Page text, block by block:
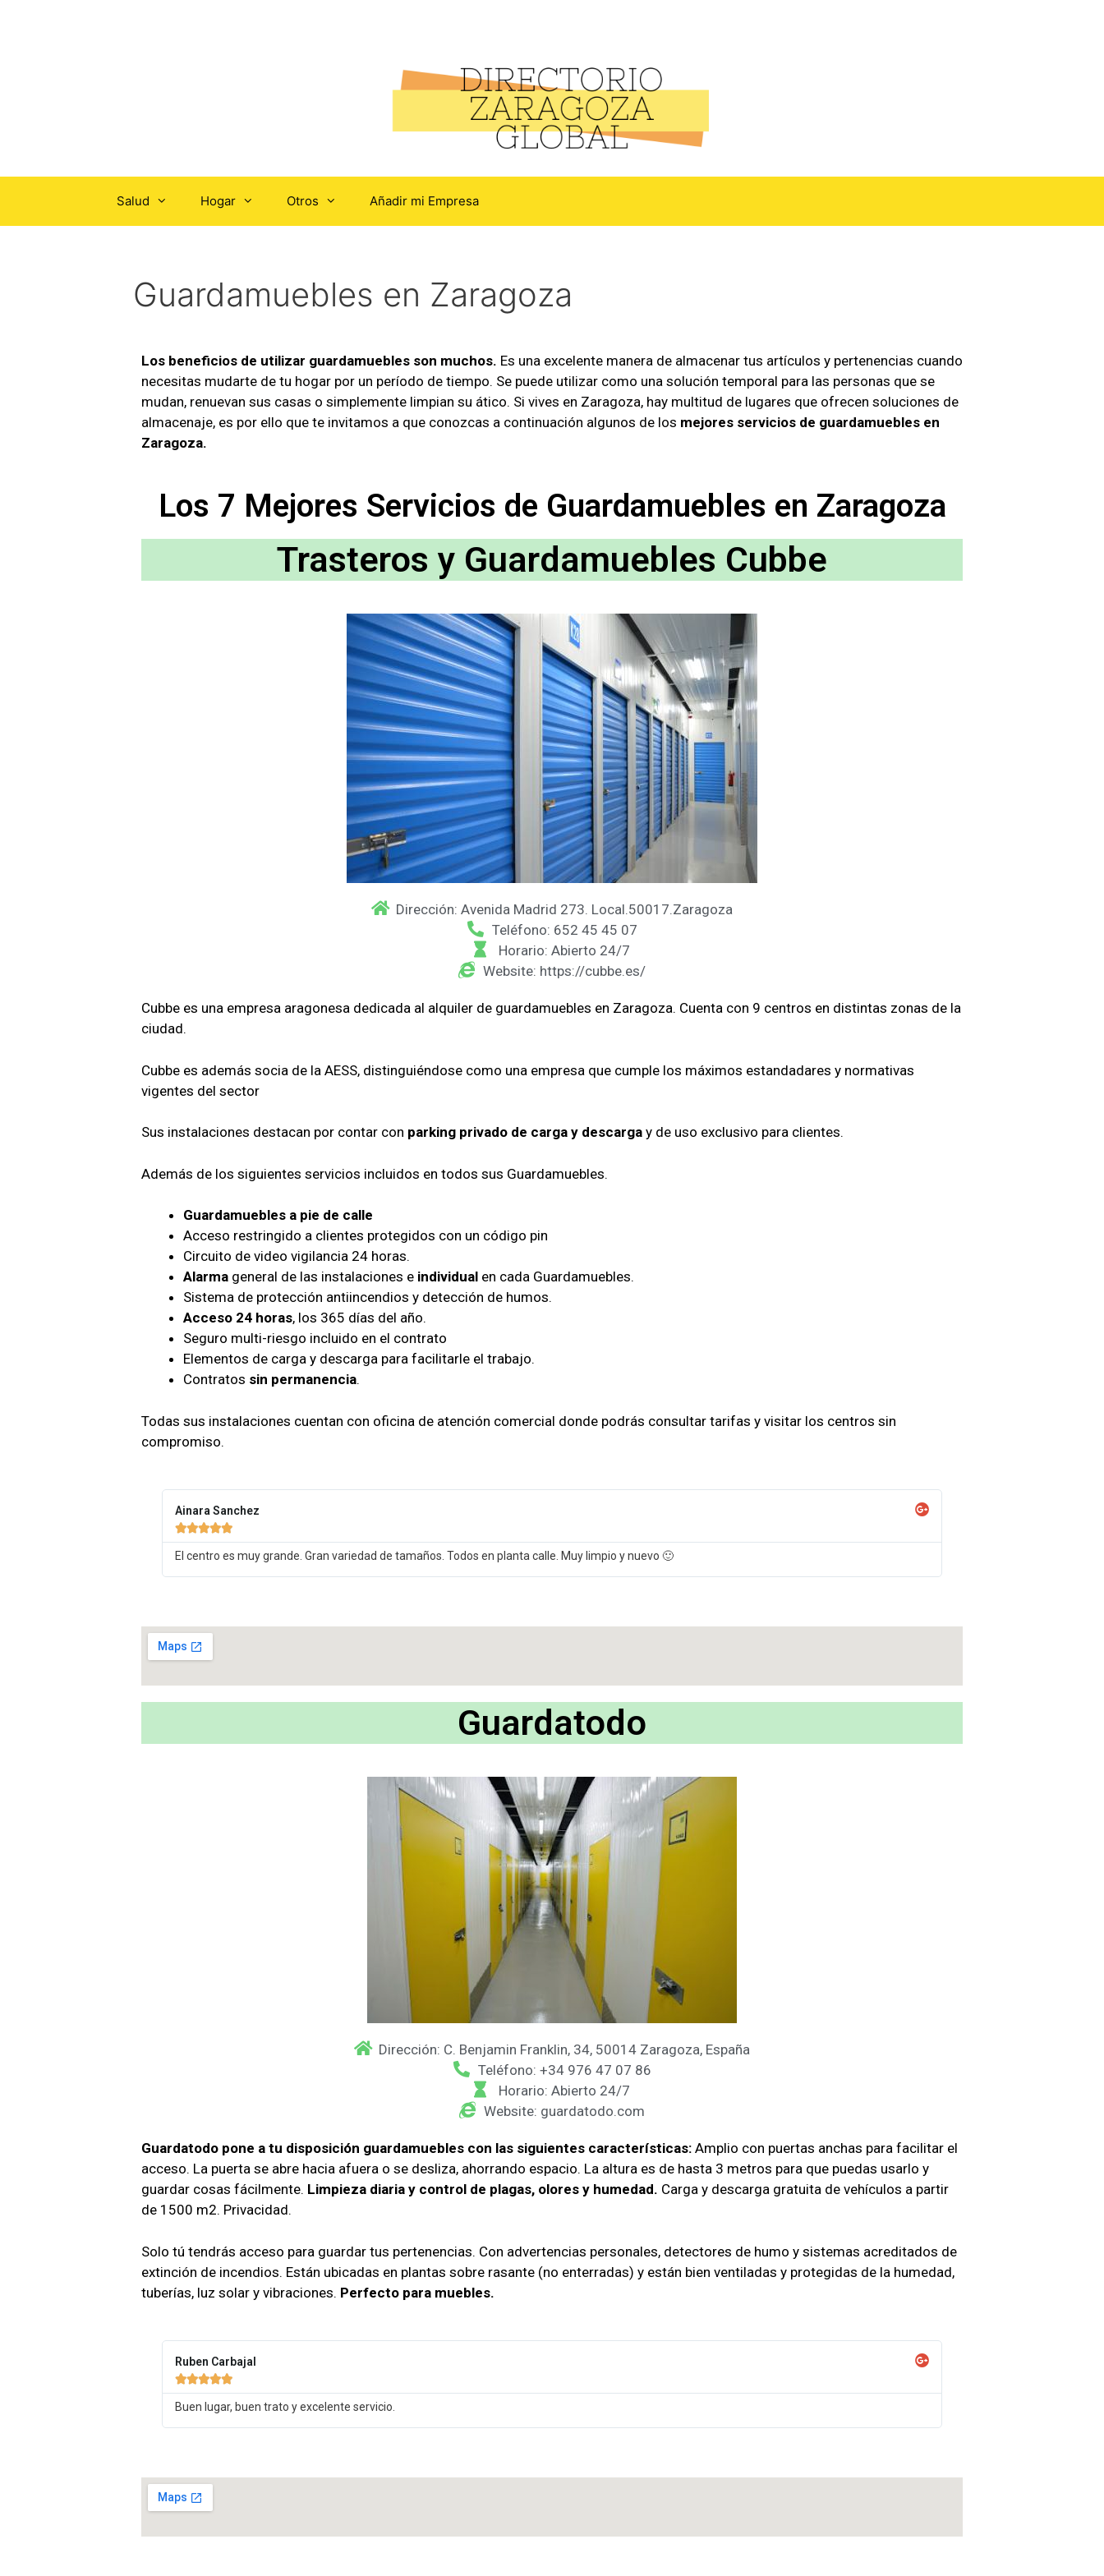
Salud Hogar Otros Añadir mi Empresa
Guardamuebles en Zaragoza
Los beneficios de utilizar guardamuebles son muchos. Es una excelente manera de almacenar tus artículos y pertenencias cuando
necesitas mudarte de tu hogar por un período de tiempo. Se puede utilizar como una solución temporal para las personas que se
mudan, renuevan sus casas o simplemente limpian su ático. Si vives en Zaragoza, hay multitud de lugares que ofrecen soluciones de
almacenaje, es por ello que te invitamos a que conozcas a continuación algunos de los mejores servicios de guardamuebles en
Zaragoza.
Los 7 Mejores Servicios de Guardamuebles en Zaragoza
Trasteros y Guardamuebles Cubbe
Dirección: Avenida Madrid 273. Local.50017.Zaragoza
Teléfono: 652 45 45 07
Horario: Abierto 24/7
Website: https://cubbe.es/
Cubbe es una empresa aragonesa dedicada al alquiler de guardamuebles en Zaragoza. Cuenta con 9 centros en distintas zonas de la
ciudad.
Cubbe es además socia de la AESS, distinguiéndose como una empresa que cumple los máximos estandadares y normativas
vigentes del sector
Sus instalaciones destacan por contar con parking privado de carga y descarga y de uso exclusivo para clientes.
Además de los siguientes servicios incluidos en todos sus Guardamuebles.
Guardamuebles a pie de calle
Acceso restringido a clientes protegidos con un código pin
Circuito de video vigilancia 24 horas.
Alarma general de las instalaciones e individual en cada Guardamuebles.
Sistema de protección antiincendios y detección de humos.
Acceso 24 horas, los 365 días del año.
Seguro multi-riesgo incluido en el contrato
Elementos de carga y descarga para facilitarle el trabajo.
Contratos sin permanencia.
Todas sus instalaciones cuentan con oficina de atención comercial donde podrás consultar tarifas y visitar los centros sin
compromiso.
Ainara Sanchez

El centro es muy grande. Gran variedad de tamaños. Todos en planta calle. Muy limpio y nuevo 🙂
Guardatodo
Dirección: C. Benjamin Franklin, 34, 50014 Zaragoza, España
Teléfono: +34 976 47 07 86
Horario: Abierto 24/7
Website: guardatodo.com
Guardatodo pone a tu disposición guardamuebles con las siguientes características: Amplio con puertas anchas para facilitar el
acceso. La puerta se abre hacia afuera o se desliza, ahorrando espacio. La altura es de hasta 3 metros para que puedas usarlo y
guardar cosas fácilmente. Limpieza diaria y control de plagas, olores y humedad. Carga y descarga gratuita de vehículos a partir
de 1500 m2. Privacidad.
Solo tú tendrás acceso para guardar tus pertenencias. Con advertencias personales, detectores de humo y sistemas acreditados de
extinción de incendios. Están ubicadas en plantas sobre rasante (no enterradas) y están bien ventiladas y protegidas de la humedad,
tuberías, luz solar y vibraciones. Perfecto para muebles.
Ruben Carbajal

Buen lugar, buen trato y excelente servicio.